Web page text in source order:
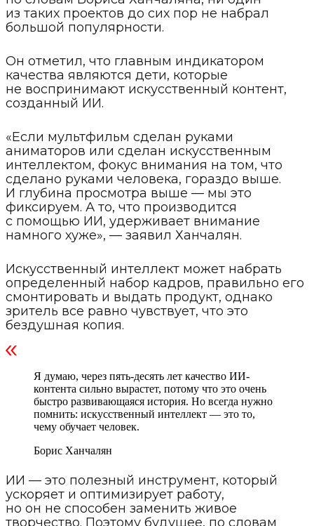
из таких проектов до сих пор не набрал
большой популярности.
Он отметил, что главным индикатором
качества являются дети, которые
не воспринимают искусственный контент,
созданный ИИ.
«Если мультфильм сделан руками
аниматоров или сделан искусственным
интеллектом, фокус внимания на том, что
сделано руками человека, гораздо выше.
И глубина просмотра выше — мы это
фиксируем. А то, что производится
с помощью ИИ, удерживает внимание
намного хуже», — заявил Ханчалян.
Искусственный интеллект может набрать
определенный набор кадров, правильно его
смонтировать и выдать продукт, однако
зритель все равно чувствует, что это
бездушная копия.
Я думаю, через пять-десять лет качество ИИ-
контента сильно вырастет, потому что это очень
быстро развивающаяся история. Но всегда нужно
помнить: искусственный интеллект — это то,
чему обучает человек.
Борис Ханчалян
ИИ — это полезный инструмент, который
ускоряет и оптимизирует работу,
но он не способен заменить живое
творчество. Поэтому будущее, по словам